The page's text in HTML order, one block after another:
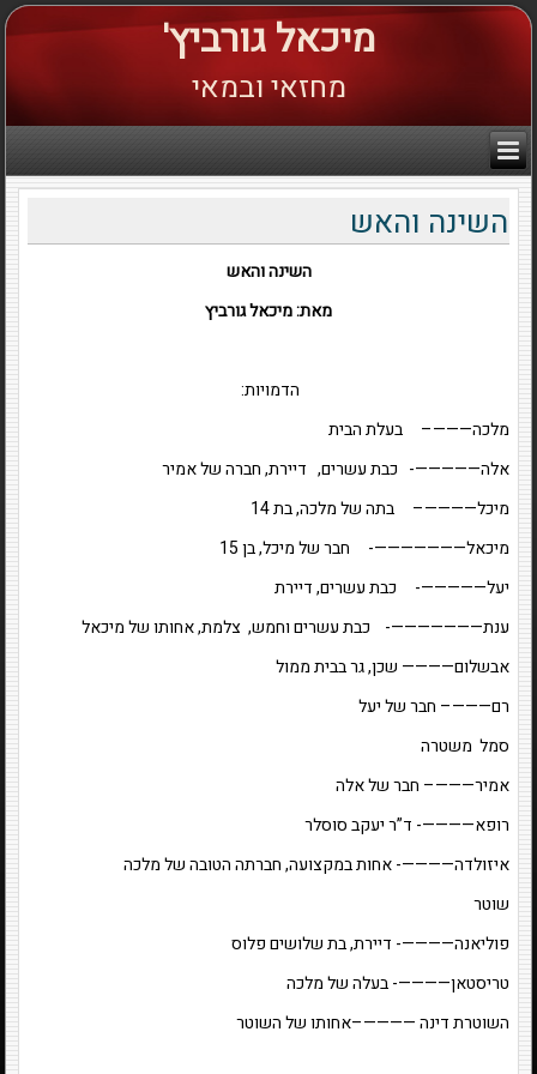
מיכאל גורביץ'
מחזאי ובמאי
השינה והאש
השינה והאש
מאת: מיכאל גורביץ
הדמויות:
מלכה———– בעלת הבית
אלה—————- כבת עשרים, דיירת, חברה של אמיר
מיכל————– בתה של מלכה, בת 14
מיכאל———————- חבר של מיכל, בן 15
יעל—————- כבת עשרים, דיירת
ענת———————- כבת עשרים וחמש, צלמת, אחותו של מיכאל
אבשלום———— שכן, גר בבית ממול
רם———– חבר של יעל
סמל משטרה
אמיר———– חבר של אלה
רופא————- ד”ר יעקב סוסלר
איזולדה————- אחות במקצועה, חברתה הטובה של מלכה
שוטר
פוליאנה————- דיירת, בת שלושים פלוס
טריסטאן————- בעלה של מלכה
השוטרת דינה ————–אחותו של השוטר